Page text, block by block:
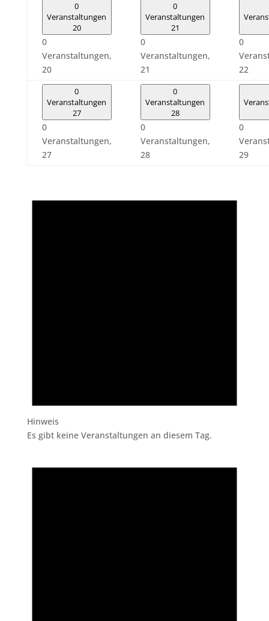
0
Veranstaltungen
20
0
Veranstaltungen,
20
0
Veranstaltungen
21
0
Veranstaltungen,
21
0
22
0
Veranstaltungen
27
0
Veranstaltungen,
27
0
Veranstaltungen
28
0
Veranstaltungen,
28
0
29
Hinweis
Es gibt keine Veranstaltungen an diesem Tag.